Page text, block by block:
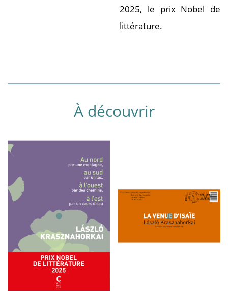
2025, le prix Nobel de
littérature.
À découvrir